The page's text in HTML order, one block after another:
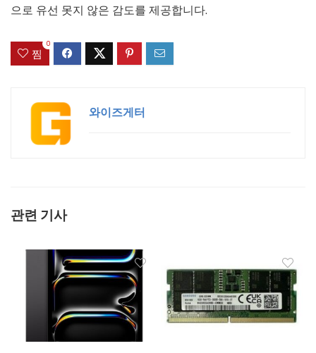
으로 유선 못지 않은 감도를 제공합니다.
찜
0
와이즈게터
관련 기사